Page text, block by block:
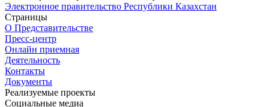
Электронное правительство Республики Казахстан
Страницы
О Представительстве
Пресс-центр
Онлайн приемная
Деятельность
Контакты
Документы
Реализуемые проекты
Социальные медиа